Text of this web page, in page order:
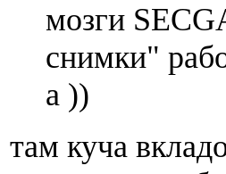
мозги
снимки"
а ))
там куча